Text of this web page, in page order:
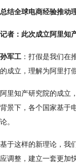
总结全球电商经验推动
记者：此次成立阿里知
孙军工 ：打假是我们在
的成立，理解为阿里打
阿里知产研究院的成立
背景下，各个国家基于
论。
基于这样的新理论，我
应调整，建立一套更加